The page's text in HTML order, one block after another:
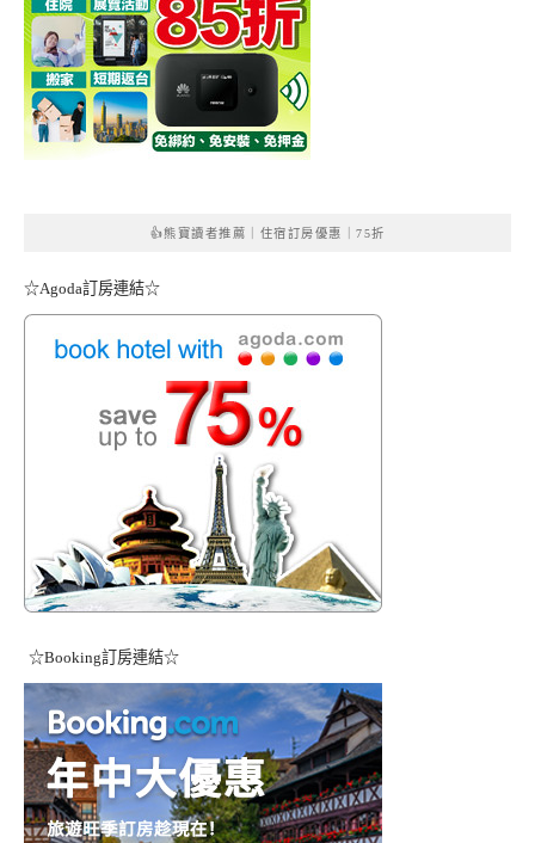
👍熊寶讀者推薦｜住宿訂房優惠｜75折
☆Agoda訂房連結☆
☆Booking訂房連結☆